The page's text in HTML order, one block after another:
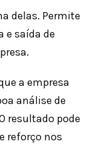
delas. Permite
e saída de
a empresa
análise de
resultado pode
reforço nos